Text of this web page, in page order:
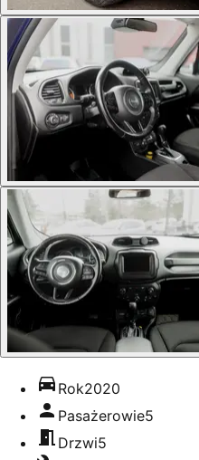
Rok2020
Pasażerowie5
Drzwi5